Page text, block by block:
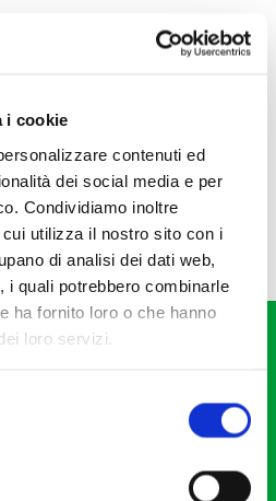
i cookie
contenuti ed
dei social media e per
Condividiamo inoltre
utilizza il nostro sito con i
di analisi dei dati web,
i quali potrebbero combinarle
ha fornito loro o che hanno
loro servizi.